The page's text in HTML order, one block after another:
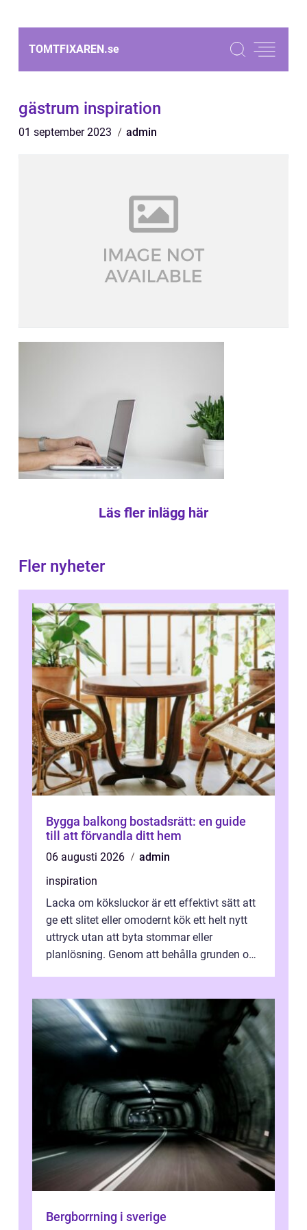
TOMTFIXAREN.se
gästrum inspiration
01 september 2023 admin
Läs fler inlägg här
Fler nyheter
Bygga balkong bostadsrätt: en guide
till att förvandla ditt hem
06 augusti 2026
admin
inspiration
Lacka om köksluckor är ett effektivt sätt att
ge ett slitet eller omodernt kök ett helt nytt
uttryck utan att byta stommar eller
planlösning. Genom att behålla grunden och
Bergborrning i sverige